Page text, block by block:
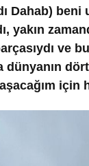
Dahab)
yakın
ve
dünyanın
için